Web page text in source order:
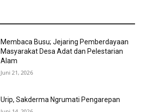
Membaca Busu; Jejaring Pemberdayaan
Masyarakat Desa Adat dan Pelestarian
Alam
Juni 21, 2026
Urip, Sakderma Ngrumati Pengarepan